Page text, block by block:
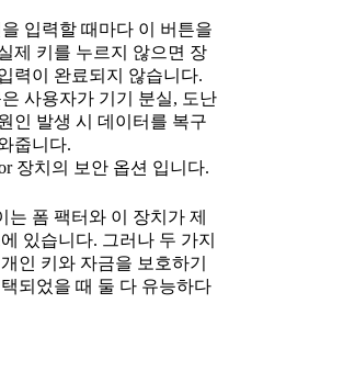
입력할 때마다 이 버튼을
제 키를 누르지 않으면 장
력이 완료되지 않습니다.
사용자가 기기 분실, 도난
인 발생 시 데이터를 복구
줍니다.
장치의 보안 옵션 입니다.
는 폼 팩터와 이 장치가 제
있습니다. 그러나 두 가지
인 키와 자금을 보호하기
되었을 때 둘 다 유능하다